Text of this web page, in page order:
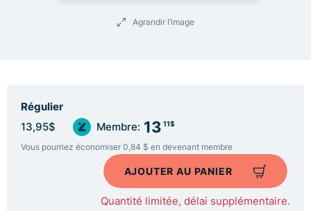
Agrandir l’image
Régulier
13,95$ Membre: 13 11$
Vous pourriez économiser 0,84 $ en devenant membre
AJOUTER AU PANIER
Quantité limitée, délai supplémentaire.